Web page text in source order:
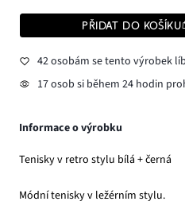
PŘIDAT DO KOŠÍKU
42 osobám se tento výrobek
17 osob si během 24 hodin
Informace o výrobku
Tenisky v retro stylu bílá + černá
Módní tenisky v ležérním stylu.